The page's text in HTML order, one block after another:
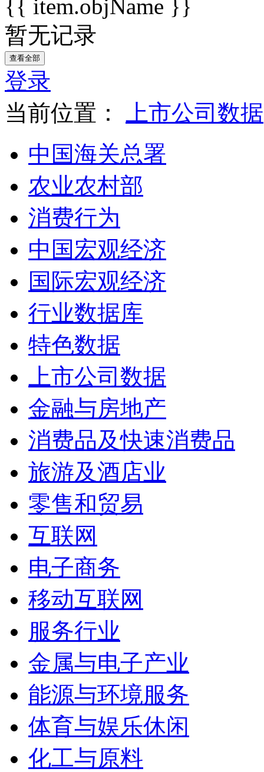
{{ item.objName }}
暂无记录
查看全部
登录
当前位置：
上市公司数据
中国海关总署
农业农村部
消费行为
中国宏观经济
国际宏观经济
行业数据库
特色数据
上市公司数据
金融与房地产
消费品及快速消费品
旅游及酒店业
零售和贸易
互联网
电子商务
移动互联网
服务行业
金属与电子产业
能源与环境服务
体育与娱乐休闲
化工与原料